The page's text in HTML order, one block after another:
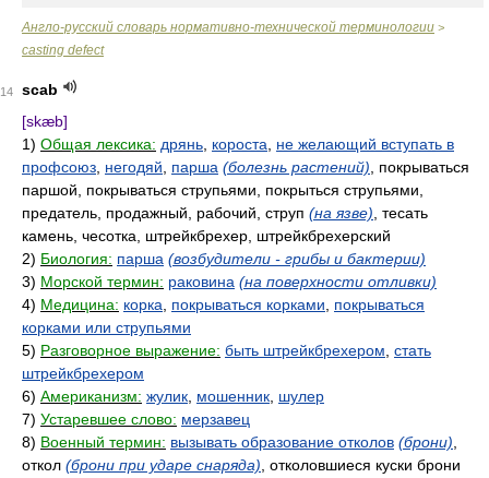
Англо-русский словарь нормативно-технической терминологии >
casting defect
14
scab
[skæb]
1) Общая лексика: дрянь короста
не желающий вступать в
профсоюз негодяй парша (болезнь растений) , покрываться
паршой, покрываться струпьями, покрыться струпьями,
предатель, продажный, рабочий, струп (на язве) , тесать
камень, чесотка, штрейкбрехер, штрейкбрехерский
2) Биология: парша (возбудители - грибы и бактерии)
3) Морской термин: раковина (на поверхности отливки)
4) Медицина: корка покрываться корками
покрываться
корками или струпьями
5) Разговорное выражение: быть штрейкбрехером стать
штрейкбрехером
6) Американизм: жулик мошенник шулер
7) Устаревшее слово: мерзавец
8) Военный термин: вызывать образование отколов (брони)
откол (брони при ударе снаряда) , отколовшиеся куски брони